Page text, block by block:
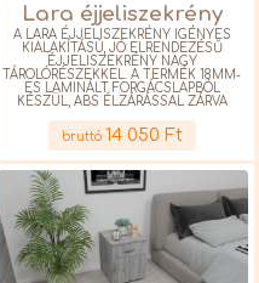
Lara éjjeliszekrény
A LARA ÉJJELISZEKRÉNY IGÉNYES
KIALAKÍTÁSÚ, JÓ ELRENDEZÉSŰ
ÉJJELISZEKRÉNY NAGY
TÁROLÓRÉSZEKKEL. A TERMÉK 18MM-
ES LAMINÁLT FORGÁCSLAPBÓL
KÉSZÜL, ABS ÉLZÁRÁSSAL ZÁRVA
Részletek
bruttó 14 050 Ft